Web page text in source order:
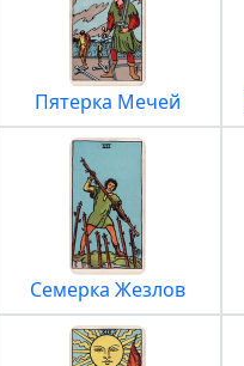
Пятерка Мечей
Семерка Жезлов